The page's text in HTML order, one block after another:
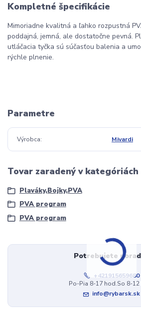
Kompletné špecifikácie
Mimoriadne kvalitná a ľahko rozpustná
poddajná, jemná, ale dostatočne pevná.
utláčacia tyčka sú súčasťou balenia a
rýchle plnenie.
Parametre
Výrobca Mivardi
Tovar zaradený v kategóriách
Plaváky,Bojky,PVA
PVA program
PVA program
Potrebujete
+421915659680
Po-Pia 8-17 hod.So 8-12
info@rybarsk.sk